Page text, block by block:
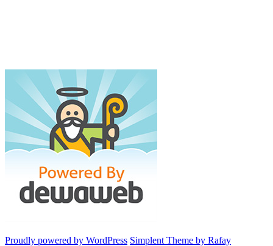
Proudly powered by WordPress Simplent Theme by Rafay